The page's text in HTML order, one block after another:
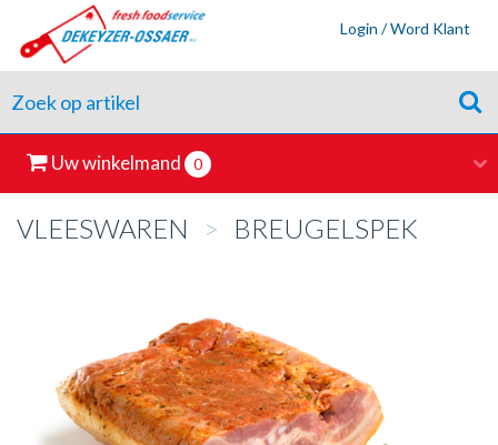
Login / Word Klant
Uw winkelmand 0
VLEESWAREN > BREUGELSPEK